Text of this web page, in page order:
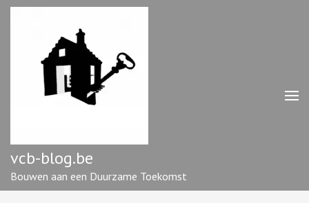
Ga
vcb-blog.be
Bouwen aan een Duurzame Toekomst